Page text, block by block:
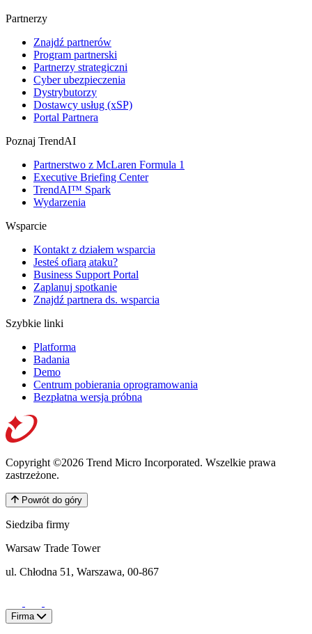
Partnerzy
Znajdź partnerów
Program partnerski
Partnerzy strategiczni
Cyber ubezpieczenia
Dystrybutorzy
Dostawcy usług (xSP)
Portal Partnera
Poznaj TrendAI
Partnerstwo z McLaren Formula 1
Executive Briefing Center
TrendAI™ Spark
Wydarzenia
Wsparcie
Kontakt z działem wsparcia
Jesteś ofiarą ataku?
Business Support Portal
Zaplanuj spotkanie
Znajdź partnera ds. wsparcia
Szybkie linki
Platforma
Badania
Demo
Centrum pobierania oprogramowania
Bezpłatna wersja próbna
Copyright ©2026 Trend Micro Incorporated. Wszelkie prawa
zastrzeżone.
Powrót do góry
Siedziba firmy
Warsaw Trade Tower
ul. Chłodna 51, Warszawa, 00-867
Firma